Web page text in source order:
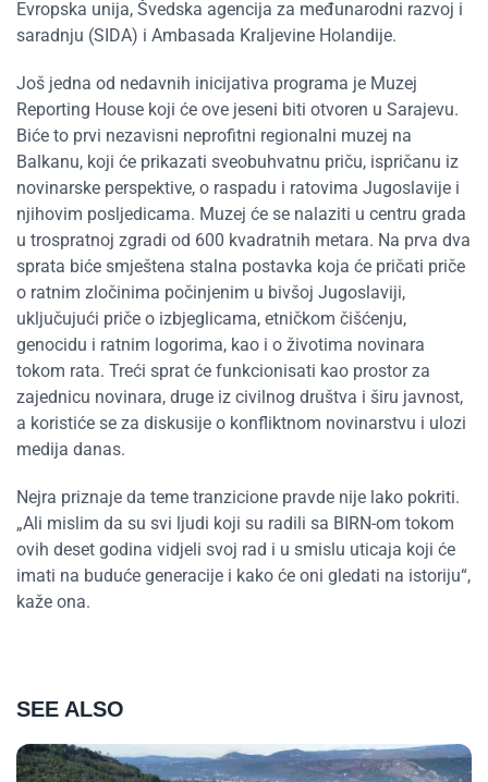
Evropska unija, Švedska agencija za međunarodni razvoj i
saradnju (SIDA) i Ambasada Kraljevine Holandije.
Još jedna od nedavnih inicijativa programa je Muzej
Reporting House koji će ove jeseni biti otvoren u Sarajevu.
Biće to prvi nezavisni neprofitni regionalni muzej na
Balkanu, koji će prikazati sveobuhvatnu priču, ispričanu iz
novinarske perspektive, o raspadu i ratovima Jugoslavije i
njihovim posljedicama. Muzej će se nalaziti u centru grada
u trospratnoj zgradi od 600 kvadratnih metara. Na prva dva
sprata biće smještena stalna postavka koja će pričati priče
o ratnim zločinima počinjenim u bivšoj Jugoslaviji,
uključujući priče o izbjeglicama, etničkom čišćenju,
genocidu i ratnim logorima, kao i o životima novinara
tokom rata. Treći sprat će funkcionisati kao prostor za
zajednicu novinara, druge iz civilnog društva i širu javnost,
a koristiće se za diskusije o konfliktnom novinarstvu i ulozi
medija danas.
Nejra priznaje da teme tranzicione pravde nije lako pokriti.
„Ali mislim da su svi ljudi koji su radili sa BIRN-om tokom
ovih deset godina vidjeli svoj rad i u smislu uticaja koji će
imati na buduće generacije i kako će oni gledati na istoriju“,
kaže ona.
SEE ALSO